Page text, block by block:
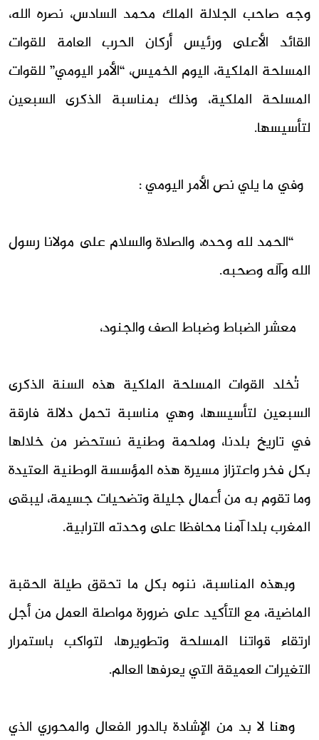
وجه صاحب الجلالة الملك محمد السادس، نصره الله،
القائد الأعلى ورئيس أركان الحرب العامة للقوات
المسلحة الملكية، اليوم الخميس، “الأمر اليومي” للقوات
المسلحة الملكية، وذلك بمناسبة الذكرى السبعين
لتأسيسها.
وفي ما يلي نص الأمر اليومي :
“الحمد لله وحده، والصلاة والسلام على مولانا رسول
الله وآله وصحبه.
معشر الضباط وضباط الصف والجنود،
تُخلد القوات المسلحة الملكية هذه السنة الذكرى
السبعين لتأسيسها، وهي مناسبة تحمل دلالة فارقة
في تاريخ بلدنا، وملحمة وطنية نستحضر من خلالها
بكل فخر واعتزاز مسيرة هذه المؤسسة الوطنية العتيدة
وما تقوم به من أعمال جليلة وتضحيات جسيمة، ليبقى
المغرب بلدا آمنا محافظا على وحدته الترابية.
وبهذه المناسبة، ننوه بكل ما تحقق طيلة الحقبة
الماضية، مع التأكيد على ضرورة مواصلة العمل من أجل
ارتقاء قواتنا المسلحة وتطويرها، لتواكب باستمرار
التغيرات العميقة التي يعرفها العالم.
وهنا لا بد من الإشادة بالدور الفعال والمحوري الذي